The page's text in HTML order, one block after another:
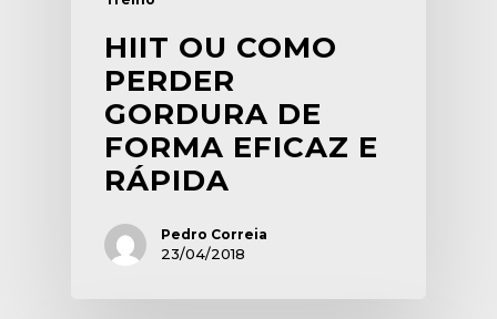
HIIT OU COMO
PERDER
GORDURA DE
FORMA EFICAZ E
RÁPIDA
Pedro Correia
23/04/2018